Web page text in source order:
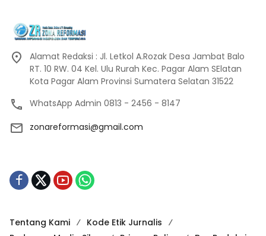
Alamat Redaksi : Jl. Letkol A.Rozak Desa Jambat Balo
RT. 10 RW. 04 Kel. Ulu Rurah Kec. Pagar Alam SElatan
Kota Pagar Alam Provinsi Sumatera Selatan 31522
WhatsApp Admin 0813 - 2456 - 8147
zonareformasi@gmail.com
Tentang Kami
Kode Etik Jurnalis